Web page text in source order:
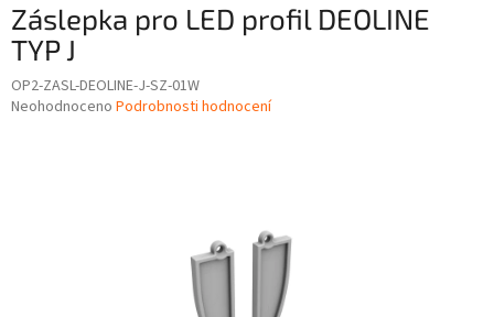
Záslepka pro LED profil DEOLINE
TYP J
OP2-ZASL-DEOLINE-J-SZ-01W
Průměrné
Neohodnoceno Podrobnosti hodnocení